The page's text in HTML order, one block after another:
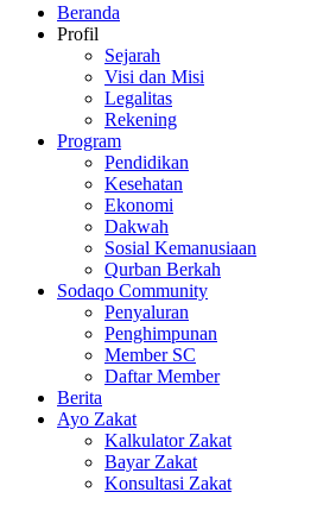
Beranda
Profil
Sejarah
Visi dan Misi
Legalitas
Rekening
Program
Pendidikan
Kesehatan
Ekonomi
Dakwah
Sosial Kemanusiaan
Qurban Berkah
Sodaqo Community
Penyaluran
Penghimpunan
Member SC
Daftar Member
Berita
Ayo Zakat
Kalkulator Zakat
Bayar Zakat
Konsultasi Zakat